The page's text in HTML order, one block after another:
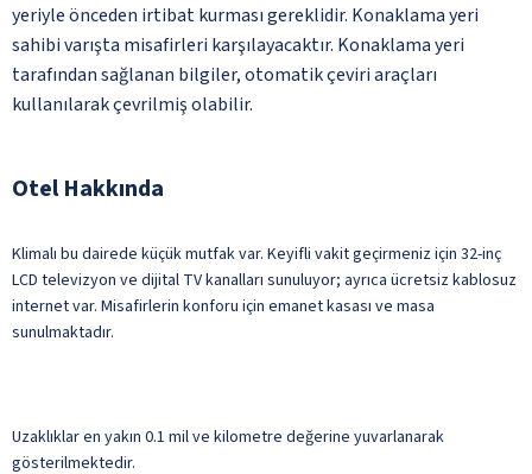
yeriyle önceden irtibat kurması gereklidir. Konaklama yeri
sahibi varışta misafirleri karşılayacaktır. Konaklama yeri
tarafından sağlanan bilgiler, otomatik çeviri araçları
kullanılarak çevrilmiş olabilir.
Otel Hakkında
Klimalı bu dairede küçük mutfak var. Keyifli vakit geçirmeniz için 32-inç
LCD televizyon ve dijital TV kanalları sunuluyor; ayrıca ücretsiz kablosuz
internet var. Misafirlerin konforu için emanet kasası ve masa
sunulmaktadır.
Uzaklıklar en yakın 0.1 mil ve kilometre değerine yuvarlanarak
gösterilmektedir.